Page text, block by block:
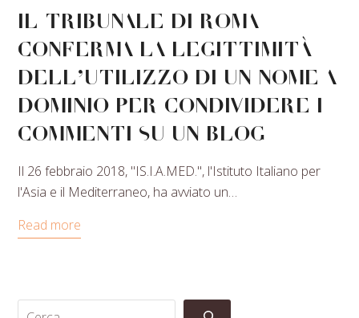
IL TRIBUNALE DI ROMA
CONFERMA LA LEGITTIMITÀ
DELL’UTILIZZO DI UN NOME A
DOMINIO PER CONDIVIDERE I
COMMENTI SU UN BLOG
Il 26 febbraio 2018, "IS.I.A.MED.", l'Istituto Italiano per
l'Asia e il Mediterraneo, ha avviato un…
Read more